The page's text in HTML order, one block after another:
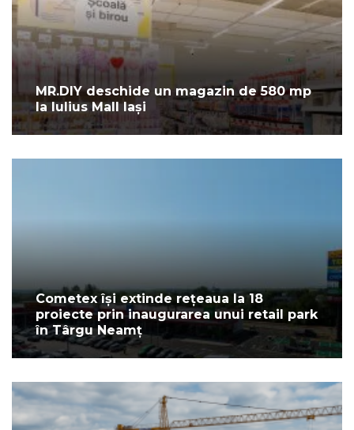
MR.DIY deschide un magazin de 580 mp
la Iulius Mall Iași
Cometex își extinde rețeaua la 18
proiecte prin inaugurarea unui retail park
în Târgu Neamț